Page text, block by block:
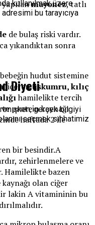
yapılanmayonez, tatlı
de bulaş riski vardır.
yıkandıktan sonra
bebeğin hudut sistemine
içerenuskumru, kılıç
hamilelikte tercih
protein kaynağı
haftada 2 ile
bir besindir.A
zehirlenmelere ve
Hamilelikte bazen
olan ciğer
lakin A vitamininin bu
kullanılmak üzere
bu tarayıcıya
Diyeti
gerçek bilgiyi
seçmek sıhhatimiz